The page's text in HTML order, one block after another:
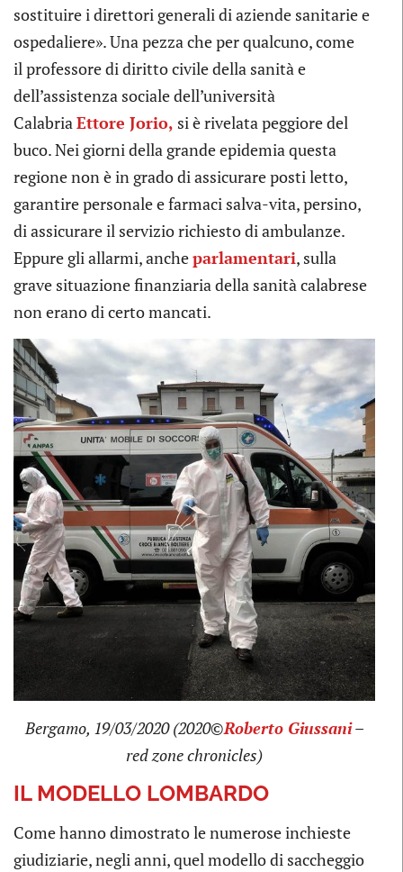
sostituire i direttori generali di aziende sanitarie e
ospedaliere». Una pezza che per qualcuno, come
il professore di diritto civile della sanità e
dell’assistenza sociale dell’università
CalabriaEttore Jorio, si è rivelata peggiore del
buco. Nei giorni della grande epidemia questa
regione non è in grado di assicurare posti letto,
garantire personale e farmaci salva-vita, persino,
di assicurare il servizio richiesto di ambulanze.
Eppure gli allarmi, ancheparlamentari, sulla
grave situazione finanziaria della sanità calabrese
non erano di certo mancati.
Bergamo, 19/03/2020 (2020©Roberto Giussani–
red zone chronicles)
IL MODELLO LOMBARDO
Come hanno dimostrato le numerose inchieste
giudiziarie, negli anni, quel modello di saccheggio